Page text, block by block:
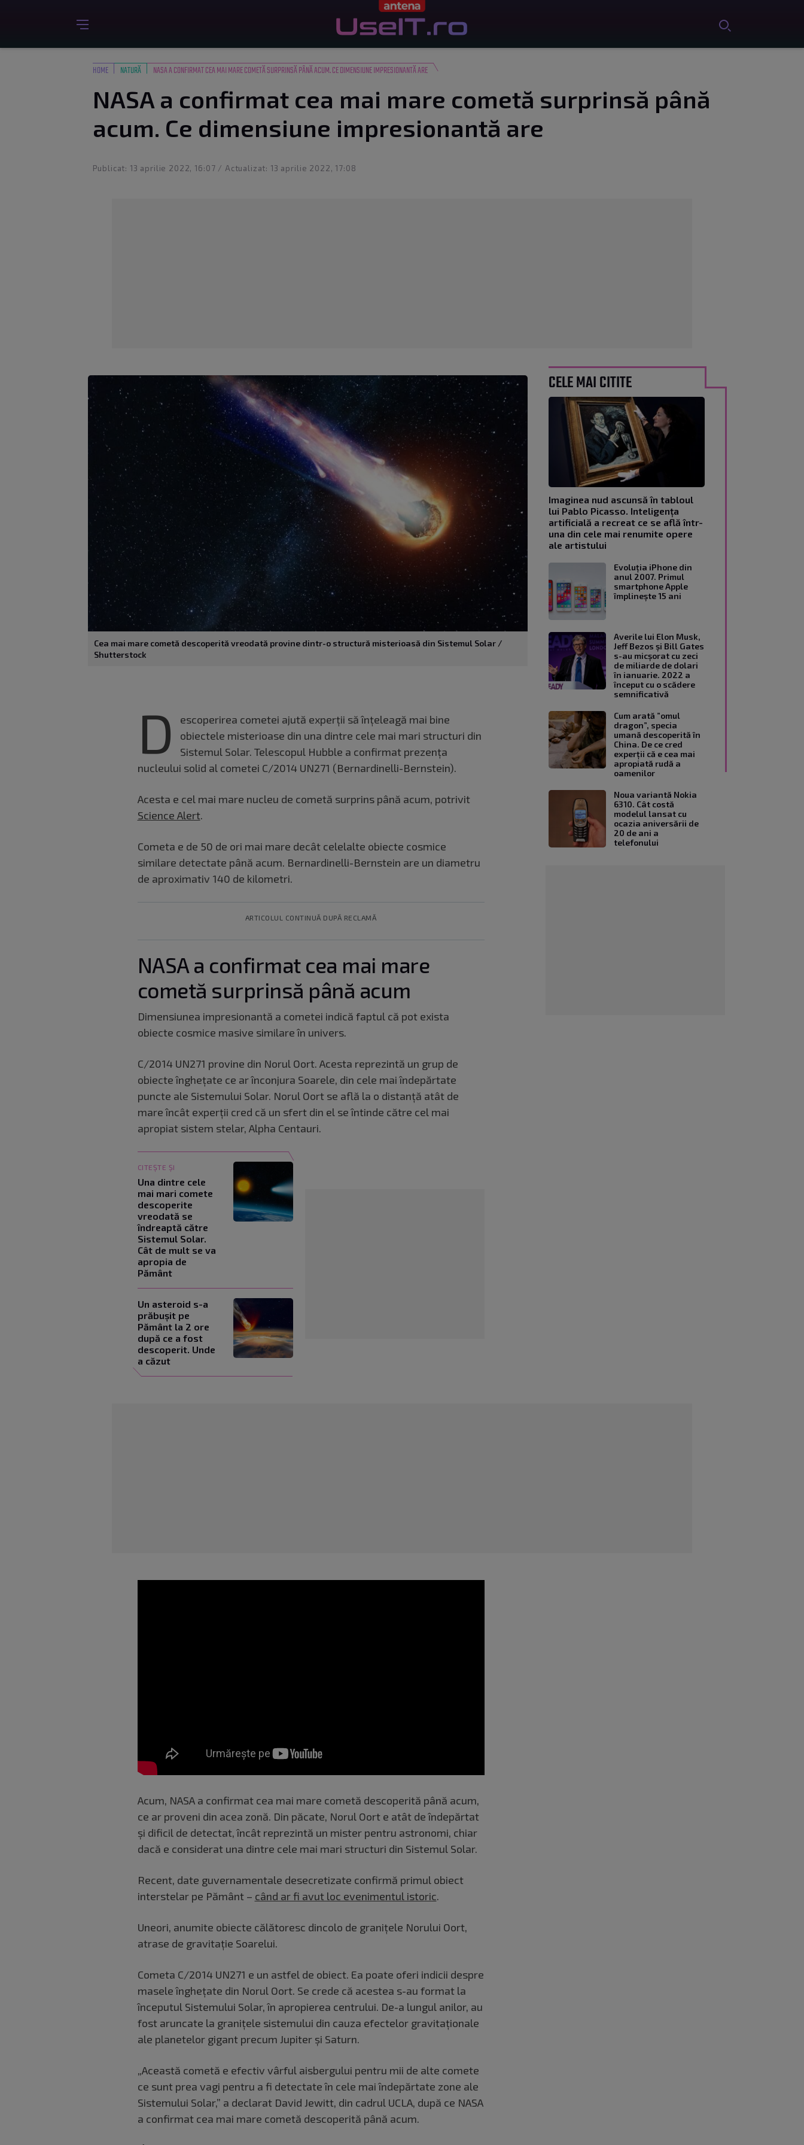
HOME NATURĂ NASA A CONFIRMAT CEA MAI MARE COMETĂ SURPRINSĂ PÂNĂ ACUM. CE DIMENSIUNE IMPRESIONANTĂ ARE
NASA a confirmat cea mai mare cometă surprinsă până
acum. Ce dimensiune impresionantă are
Publicat: 13 aprilie 2022, 16:07 / Actualizat: 13 aprilie 2022, 17:08
Cea mai mare cometă descoperită vreodată provine dintr-o structură misterioasă din Sistemul Solar /
Shutterstock
CELE MAI CITITE
Imaginea nud ascunsă în tabloul
lui Pablo Picasso. Inteligența
artificială a recreat ce se află într-
una din cele mai renumite opere
ale artistului
Evoluția iPhone din
anul 2007. Primul
smartphone Apple
împlinește 15 ani
Averile lui Elon Musk,
Jeff Bezos și Bill Gates
s-au micșorat cu zeci
de miliarde de dolari
în ianuarie. 2022 a
început cu o scădere
semnificativă
Cum arată ”omul
dragon”, specia
umană descoperită în
China. De ce cred
experții că e cea mai
apropiată rudă a
oamenilor
Noua variantă Nokia
6310. Cât costă
modelul lansat cu
ocazia aniversării de
20 de ani a
telefonului
D
escoperirea cometei ajută experții să înțeleagă mai bine
obiectele misterioase din una dintre cele mai mari structuri din
Sistemul Solar. Telescopul Hubble a confirmat prezența
nucleului solid al cometei C/2014 UN271 (Bernardinelli-Bernstein).
Acesta e cel mai mare nucleu de cometă surprins până acum, potrivit
Science Alert.
Cometa e de 50 de ori mai mare decât celelalte obiecte cosmice
similare detectate până acum. Bernardinelli-Bernstein are un diametru
de aproximativ 140 de kilometri.
ARTICOLUL CONTINUĂ DUPĂ RECLAMĂ
NASA a confirmat cea mai mare
cometă surprinsă până acum
Dimensiunea impresionantă a cometei indică faptul că pot exista
obiecte cosmice masive similare în univers.
C/2014 UN271 provine din Norul Oort. Acesta reprezintă un grup de
obiecte înghețate ce ar înconjura Soarele, din cele mai îndepărtate
puncte ale Sistemului Solar. Norul Oort se află la o distanță atât de
mare încât experții cred că un sfert din el se întinde către cel mai
apropiat sistem stelar, Alpha Centauri.
CITEȘTE ȘI
Una dintre cele
mai mari comete
descoperite
vreodată se
îndreaptă către
Sistemul Solar.
Cât de mult se va
apropia de
Pământ
Un asteroid s-a
prăbușit pe
Pământ la 2 ore
după ce a fost
descoperit. Unde
a căzut
Acum, NASA a confirmat cea mai mare cometă descoperită până acum,
ce ar proveni din acea zonă. Din păcate, Norul Oort e atât de îndepărtat
și dificil de detectat, încât reprezintă un mister pentru astronomi, chiar
dacă e considerat una dintre cele mai mari structuri din Sistemul Solar.
Recent, date guvernamentale desecretizate confirmă primul obiect
interstelar pe Pământ – când ar fi avut loc evenimentul istoric.
Uneori, anumite obiecte călătoresc dincolo de granițele Norului Oort,
atrase de gravitație Soarelui.
Cometa C/2014 UN271 e un astfel de obiect. Ea poate oferi indicii despre
masele înghețate din Norul Oort. Se crede că acestea s-au format la
începutul Sistemului Solar, în apropierea centrului. De-a lungul anilor, au
fost aruncate la granițele sistemului din cauza efectelor gravitaționale
ale planetelor gigant precum Jupiter și Saturn.
„Această cometă e efectiv vârful aisbergului pentru mii de alte comete
ce sunt prea vagi pentru a fi detectate în cele mai îndepărtate zone ale
Sistemului Solar,” a declarat David Jewitt, din cadrul UCLA, după ce NASA
a confirmat cea mai mare cometă descoperită până acum.